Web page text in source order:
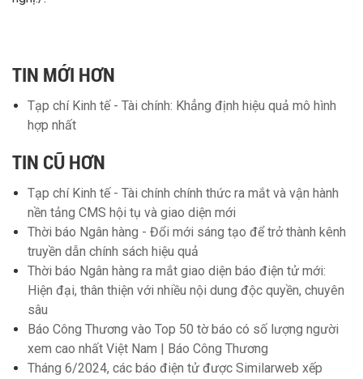
TIN MỚI HƠN
Tạp chí Kinh tế - Tài chính: Khẳng định hiệu quả mô hình
hợp nhất
TIN CŨ HƠN
Tạp chí Kinh tế - Tài chính chính thức ra mắt và vận hành
nền tảng CMS hội tụ và giao diện mới
Thời báo Ngân hàng - Đổi mới sáng tạo để trở thành kênh
truyền dẫn chính sách hiệu quả
Thời báo Ngân hàng ra mắt giao diện báo điện tử mới:
Hiện đại, thân thiện với nhiều nội dung độc quyền, chuyên
sâu
Báo Công Thương vào Top 50 tờ báo có số lượng người
xem cao nhất Việt Nam | Báo Công Thương
Tháng 6/2024, các báo điện tử được Similarweb xếp